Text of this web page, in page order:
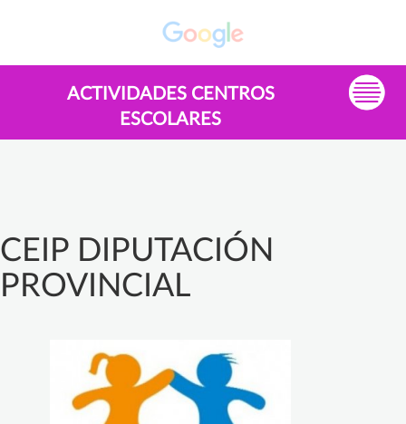
ACTIVIDADES CENTROS
ESCOLARES
CEIP DIPUTACIÓN
PROVINCIAL